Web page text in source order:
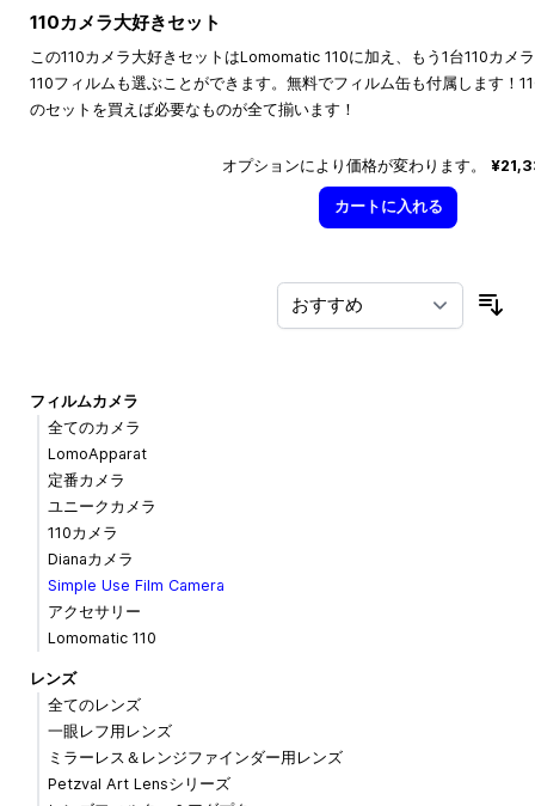
110カメラ大好きセット
この110カメラ大好きセットはLomomatic 110に加え、もう1台110カメ
110フィルムも選ぶことができます。無料でフィルム缶も付属します！
のセットを買えば必要なものが全て揃います！
オプションにより価格が変わります。
カートに入れる
フィルムカメラ
全てのカメラ
LomoApparat
定番カメラ
ユニークカメラ
110カメラ
Dianaカメラ
Simple Use Film Camera
アクセサリー
Lomomatic 110
レンズ
全てのレンズ
一眼レフ用レンズ
ミラーレス＆レンジファインダー用レンズ
Petzval Art Lensシリーズ